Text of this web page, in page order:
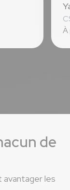
À
de
avantager les